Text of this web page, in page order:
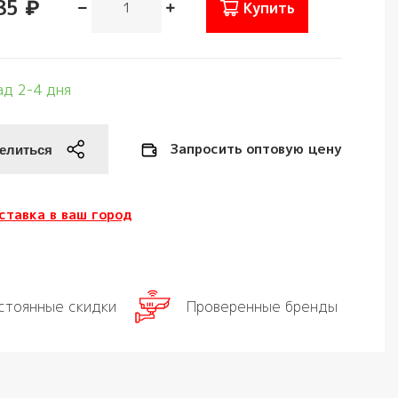
₽ Купить
2-4 дня
Запросить оптовую цену
в ваш город
скидки Проверенные бренды